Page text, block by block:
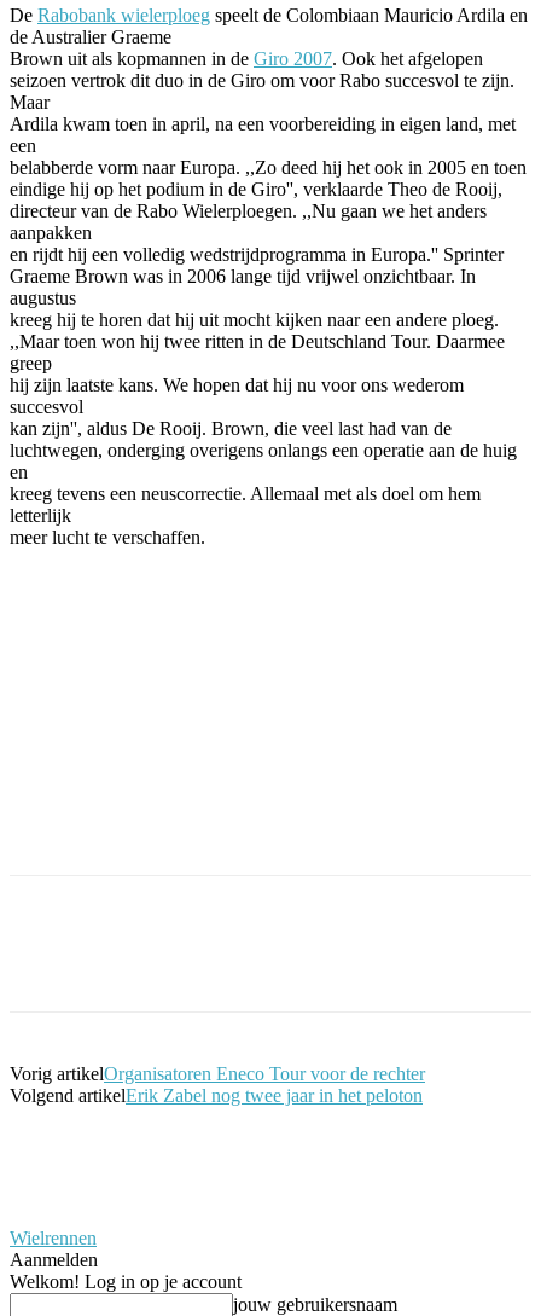
De Rabobank wielerploeg speelt de Colombiaan Mauricio Ardila en
de Australier Graeme
Brown uit als kopmannen in de Giro 2007. Ook het afgelopen
seizoen vertrok dit duo in de Giro om voor Rabo succesvol te zijn.
Maar
Ardila kwam toen in april, na een voorbereiding in eigen land, met
een
belabberde vorm naar Europa. ,,Zo deed hij het ook in 2005 en toen
eindige hij op het podium in de Giro'', verklaarde Theo de Rooij,
directeur van de Rabo Wielerploegen. ,,Nu gaan we het anders
aanpakken
en rijdt hij een volledig wedstrijdprogramma in Europa.'' Sprinter
Graeme Brown was in 2006 lange tijd vrijwel onzichtbaar. In
augustus
kreeg hij te horen dat hij uit mocht kijken naar een andere ploeg.
,,Maar toen won hij twee ritten in de Deutschland Tour. Daarmee
greep
hij zijn laatste kans. We hopen dat hij nu voor ons wederom
succesvol
kan zijn'', aldus De Rooij. Brown, die veel last had van de
luchtwegen, onderging overigens onlangs een operatie aan de huig
en
kreeg tevens een neuscorrectie. Allemaal met als doel om hem
letterlijk
meer lucht te verschaffen.
Vorig artikelOrganisatoren Eneco Tour voor de rechter
Volgend artikelErik Zabel nog twee jaar in het peloton
Wielrennen
Aanmelden
Welkom! Log in op je account
jouw gebruikersnaam